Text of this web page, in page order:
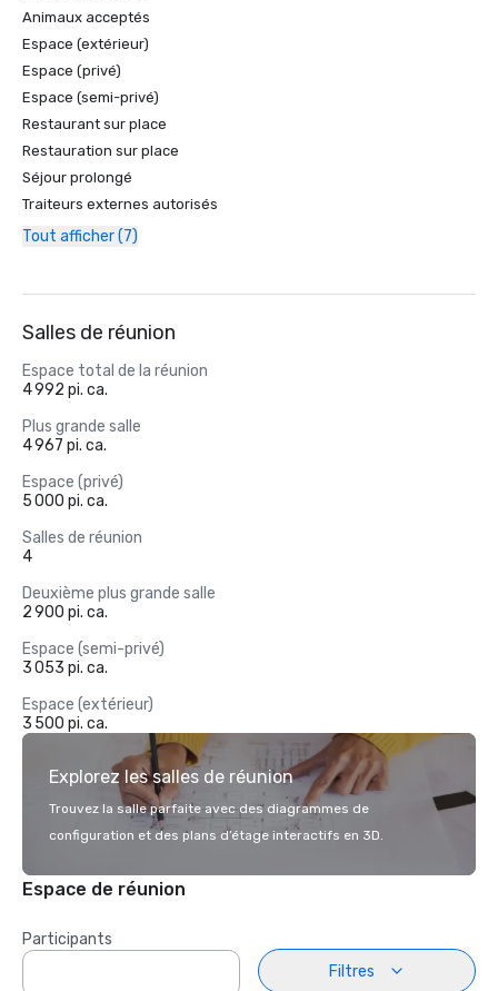
Animaux acceptés
Espace (extérieur)
Espace (privé)
Espace (semi-privé)
Restaurant sur place
Restauration sur place
Séjour prolongé
Traiteurs externes autorisés
Tout afficher (7)
Salles de réunion
Espace total de la réunion
4 992 pi. ca.
Plus grande salle
4 967 pi. ca.
Espace (privé)
5 000 pi. ca.
Salles de réunion
4
Deuxième plus grande salle
2 900 pi. ca.
Espace (semi-privé)
3 053 pi. ca.
Espace (extérieur)
3 500 pi. ca.
Explorez les salles de réunion
Trouvez la salle parfaite avec des diagrammes de
configuration et des plans d’étage interactifs en 3D.
Espace de réunion
Participants
Filtres